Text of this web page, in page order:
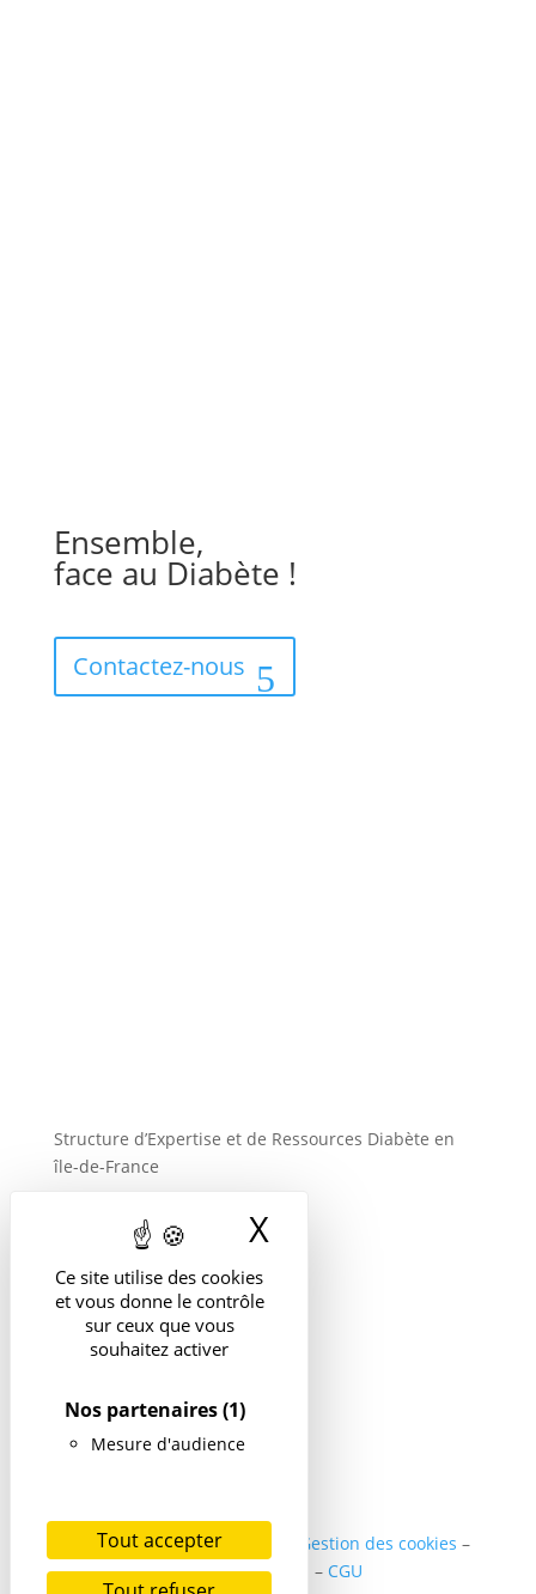
Ce site utilise des cookies
et vous donne le contrôle
sur ceux que vous
souhaitez activer
Nos partenaires(1)
Mesure d'audience
Tout accepter
X
Ensemble,
face au Diabète !
Contactez-nous
Structure d’Expertise et de Ressources Diabète en
île-de-France
Politique de confidentialité Gestion des cookies –
Mentions légales
– CGU